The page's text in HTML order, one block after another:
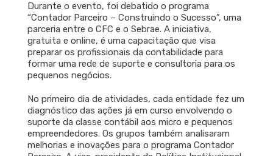
Durante o evento, foi debatido o programa
“Contador Parceiro – Construindo o Sucesso”, uma
parceria entre o CFC e o Sebrae. A iniciativa,
gratuita e online, é uma capacitação que visa
preparar os profissionais da contabilidade para
formar uma rede de suporte e consultoria para os
pequenos negócios.
No primeiro dia de atividades, cada entidade fez um
diagnóstico das ações já em curso envolvendo o
suporte da classe contábil aos micro e pequenos
empreendedores. Os grupos também analisaram
melhorias e inovações para o programa Contador